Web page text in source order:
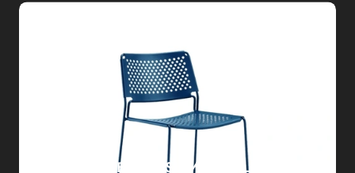
SGABELLO SLIM METALLO